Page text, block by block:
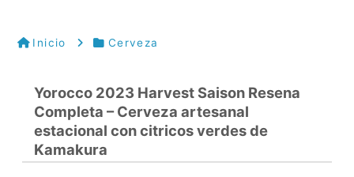
Inicio Cerveza
Yorocco 2023 Harvest Saison Resena
Completa – Cerveza artesanal
estacional con citricos verdes de
Kamakura